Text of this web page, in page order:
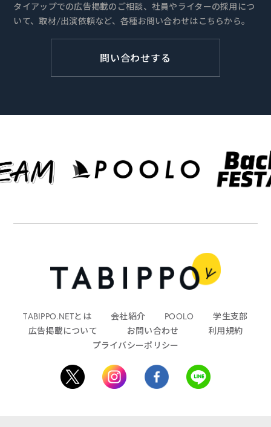
タイアップでの広告掲載のご相談、社員やライターの採用につ
いて、取材/出演依頼など、各種お問い合わせはこちらから。
問い合わせする
TABIPPO.NETとは 会社紹介 POOLO
学生支部
広告掲載について
お問い合わせ
利用規約
プライバシーポリシー